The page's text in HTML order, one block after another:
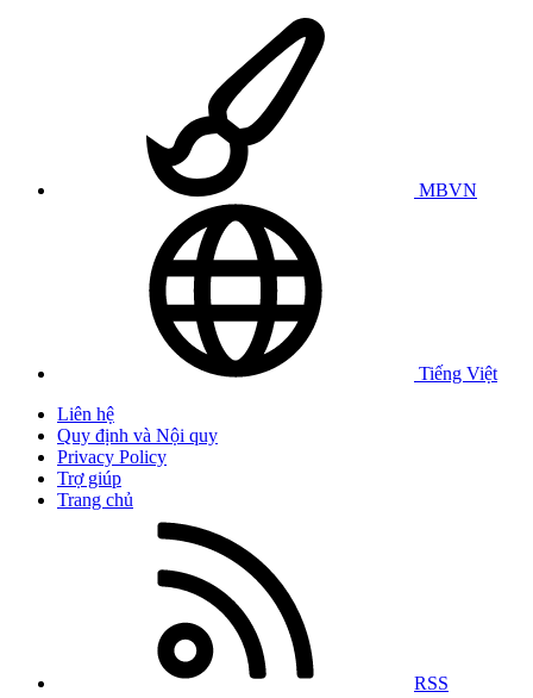
MBVN
Tiếng Việt
Liên hệ
Quy định và Nội quy
Privacy Policy
Trợ giúp
Trang chủ
RSS